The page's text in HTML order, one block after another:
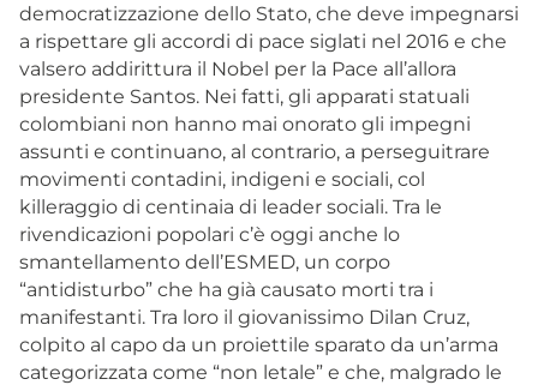
democratizzazione dello Stato, che deve impegnarsi
a rispettare gli accordi di pace siglati nel 2016 e che
valsero addirittura il Nobel per la Pace all’allora
presidente Santos. Nei fatti, gli apparati statuali
colombiani non hanno mai onorato gli impegni
assunti e continuano, al contrario, a perseguitrare
movimenti contadini, indigeni e sociali, col
killeraggio di centinaia di leader sociali. Tra le
rivendicazioni popolari c’è oggi anche lo
smantellamento dell’ESMED, un corpo
“antidisturbo” che ha già causato morti tra i
manifestanti. Tra loro il giovanissimo Dilan Cruz,
colpito al capo da un proiettile sparato da un’arma
categorizzata come “non letale” e che, malgrado le